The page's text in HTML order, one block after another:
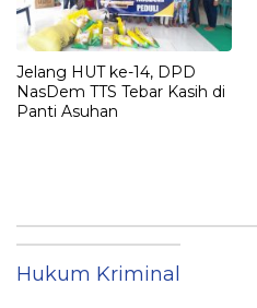
Jelang HUT ke-14, DPD
NasDem TTS Tebar Kasih di
Panti Asuhan
Hukum Kriminal